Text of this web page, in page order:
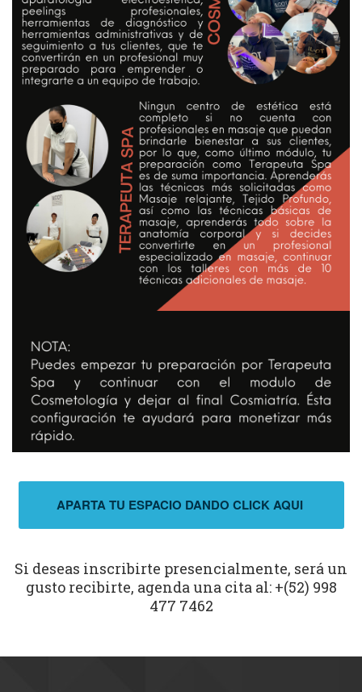
APARTA TU ESPACIO DANDO CLICK AQUI
Si deseas inscribirte presencialmente, será un
gusto recibirte, agenda una cita al: +(52) 998
477 7462